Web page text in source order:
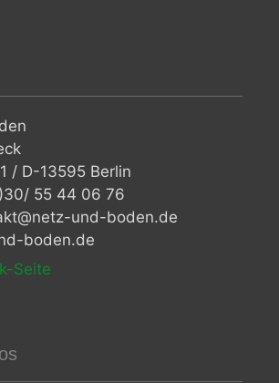
/ D-13595 Berlin
55 44 06 76
und-boden.de
boden.de
Seite